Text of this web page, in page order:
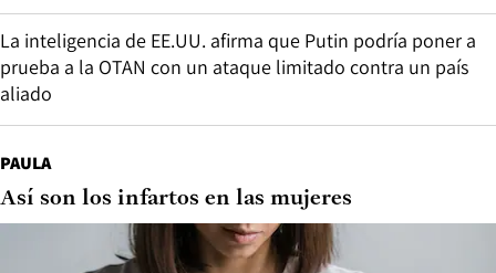
La inteligencia de EE.UU. afirma que Putin podría poner a
prueba a la OTAN con un ataque limitado contra un país
aliado
PAULA
Así son los infartos en las mujeres